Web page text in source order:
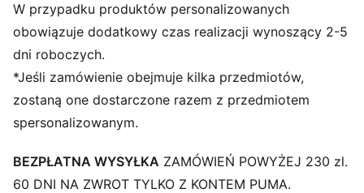
W przypadku produktów personalizowanych
obowiązuje dodatkowy czas realizacji wynoszący 2-5
dni roboczych.
*Jeśli zamówienie obejmuje kilka przedmiotów,
zostaną one dostarczone razem z przedmiotem
spersonalizowanym.
BEZPŁATNA WYSYŁKA ZAMÓWIEŃ POWYŻEJ 230 zl.
60 DNI NA ZWROT TYLKO Z KONTEM PUMA.